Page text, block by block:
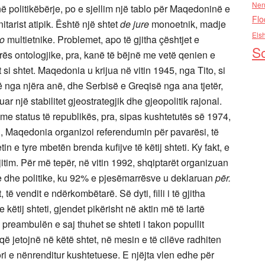
politikëbërje, po e sjellim një tablo për Maqedoninë e
atipik. Është një shtetde jure monoetnik, madje
multietnike. Problemet, apo të gjitha çështjet e
ontologjike, pra, kanë të bëjnë me vetë qenien e
shtet. Maqedonia u krijua në vitin 1945, nga Tito, si
njëra anë, dhe Serbisë e Greqisë nga ana tjetër,
një stabilitet gjeostrategjik dhe gjeopolitik rajonal.
status të republikës, pra, sipas kushtetutës së 1974,
organizoi referendumin për pavarësi, të
e tyre mbetën brenda kufijve të këtij shteti. Ky fakt, e
Për më tepër, në vitin 1992, shqiptarët organizuan
politike, ku 92% e pjesëmarrësve u deklaruan për.
vendit e ndërkombëtarë. Së dyti, filli i të gjitha
shteti, gjendet pikërisht në aktin më të lartë
e saj thuhet se shteti i takon popullit
jetojnë në këtë shtet, në mesin e të cilëve radhiten
e nënrenditur kushtetuese. E njëjta vlen edhe për